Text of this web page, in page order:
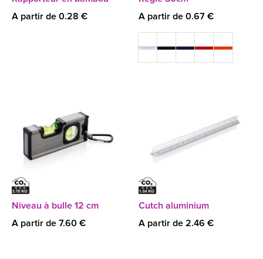
A partir de 0.28 €
A partir de 0.67 €
Niveau à bulle 12 cm
A partir de 7.60 €
Cutch aluminium
A partir de 2.46 €